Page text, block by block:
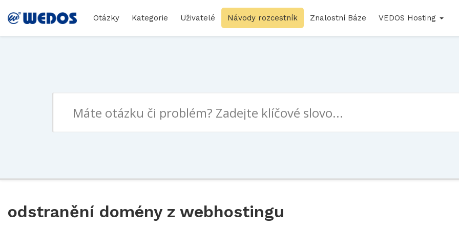
Otázky Kategorie Uživatelé Návody rozcestník Znalostní Báze VEDOS Hosting
odstranění domény z webhostingu